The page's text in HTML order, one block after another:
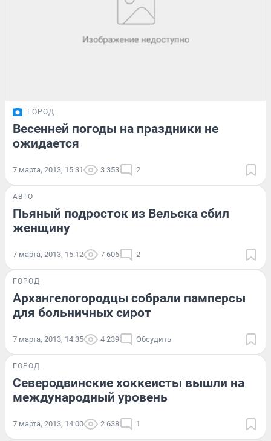
ГОРОД
Весенней погоды на праздники не
ожидается
7 марта, 2013, 15:31 3 353 2
АВТО
Пьяный подросток из Вельска сбил
женщину
7 марта, 2013, 15:12 7 606 2
ГОРОД
Архангелогородцы собрали памперсы
для больничных сирот
7 марта, 2013, 14:35 4 239 Обсудить
ГОРОД
Северодвинские хоккеисты вышли на
международный уровень
7 марта, 2013, 14:00 2 638 1